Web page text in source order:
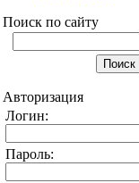
Поиск по сайту
Авторизация
Логин:
Пароль: